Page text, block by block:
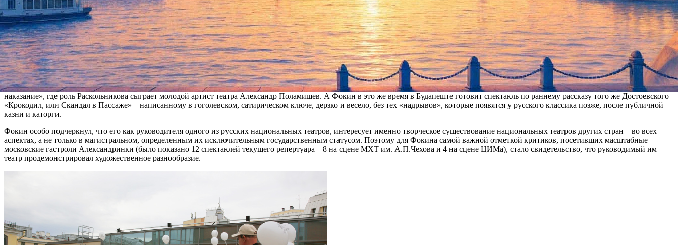
Смотреть фоторепортаж
На Новой сцене Александринки художественный руководитель театра Валерий Фокин рассказал о программе юбилейного фестиваля «Александринский» и представил новое
пространство «Крыша».
Десятый фестиваль «Александринский» откроется 10 сентября – премьерой художественного лидера Венгерского национального театра в Будапеште Аттилы Виднянского. В данный момент
этот признанный в мире профессионал, к слову, получивший режиссерское образование в Киевском институте им. И Карпенко-Карого, репетирует в Александринке «Преступление и
наказание», где роль Раскольникова сыграет молодой артист театра Александр Поламишев. А Фокин в это же время в Будапеште готовит спектакль по раннему рассказу того же Достоевского
«Крокодил, или Скандал в Пассаже» – написанному в гоголевском, сатирическом ключе, дерзко и весело, без тех «надрывов», которые появятся у русского классика позже, после публичной
казни и каторги.
Фокин особо подчеркнул, что его как руководителя одного из русских национальных театров, интересует именно творческое существование национальных театров других стран – во всех
аспектах, а не только в магистральном, определенным их исключительным государственным статусом. Поэтому для Фокина самой важной отметкой критиков, посетивших масштабные
московские гастроли Александринки (было показано 12 спектаклей текущего репертуара – 8 на сцене МХТ им. А.П.Чехова и 4 на сцене ЦИМа), стало свидетельство, что руководимый им
театр продемонстрировал художественное разнообразие.